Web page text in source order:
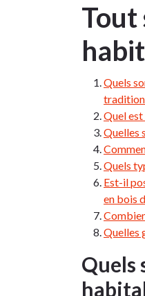
Tout
Quels
Quel est
Quelles
Quels
Est-il
en bois
Quelles
Quels